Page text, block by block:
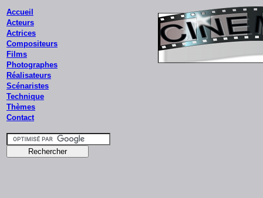
Accueil
Acteurs
Actrices
Compositeurs
Films
Photographes
Réalisateurs
Scénaristes
Technique
Thèmes
Contact